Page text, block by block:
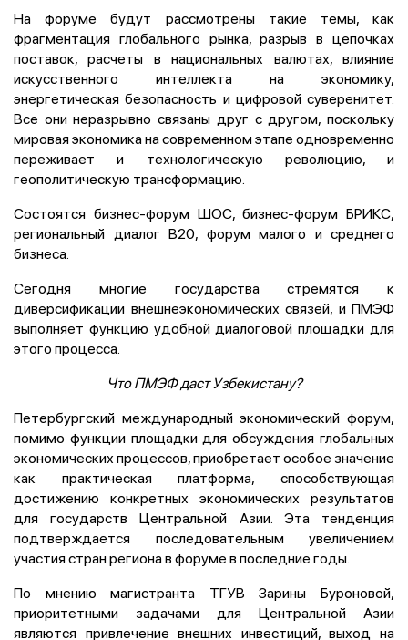
На форуме будут рассмотрены такие темы, как
фрагментация глобального рынка, разрыв в цепочках
поставок, расчеты в национальных валютах, влияние
искусственного интеллекта на экономику,
энергетическая безопасность и цифровой суверенитет.
Все они неразрывно связаны друг с другом, поскольку
мировая экономика на современном этапе одновременно
переживает и технологическую революцию, и
геополитическую трансформацию.
Состоятся бизнес-форум ШОС, бизнес-форум БРИКС,
региональный диалог B20, форум малого и среднего
бизнеса.
Сегодня многие государства стремятся к
диверсификации внешнеэкономических связей, и ПМЭФ
выполняет функцию удобной диалоговой площадки для
этого процесса.
Что ПМЭФ даст Узбекистану?
Петербургский международный экономический форум,
помимо функции площадки для обсуждения глобальных
экономических процессов, приобретает особое значение
как практическая платформа, способствующая
достижению конкретных экономических результатов
для государств Центральной Азии. Эта тенденция
подтверждается последовательным увеличением
участия стран региона в форуме в последние годы.
По мнению магистранта ТГУВ Зарины Буроновой,
приоритетными задачами для Центральной Азии
являются привлечение внешних инвестиций, выход на